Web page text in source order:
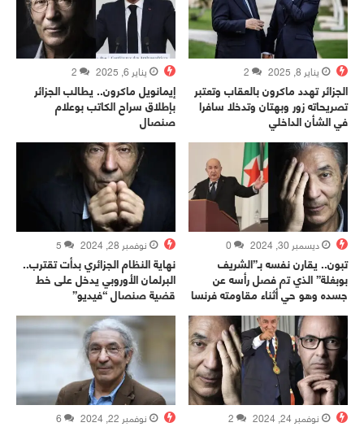
يناير 8, 2025 2
الجزائر تهدد ماكرون بالعقاب وتعتبر
تصريحاته زور وبهتان وتدخلا سافرا
في الشأن الداخلي
يناير 6, 2025 2
إيمانويل ماكرون.. يطالب الجزائر
بإطلاق سراح الكاتب بوعلام
صنصال
ديسمبر 30, 2024 0
تبون.. يقارن نفسه بـ”الشريف
بوبغلة” الذي تم فصل رأسه عن
جسده وهو حي أثناء مقاومته فرنسا
نوفمبر 28, 2024 5
نهاية النظام الجزائري بدأت تقترب..
البرلمان الأوروبي يدخل على خط
قضية صنصال “فيديو”
نوفمبر 24, 2024 2 نوفمبر 22, 2024 6